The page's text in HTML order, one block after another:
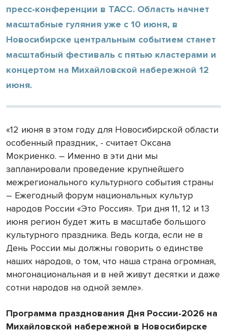
пресс-конференции в ТАСС. Область начнет
масштабные гуляния уже с 10 июня, в
Новосибирске центральным событием станет
масштабный фестиваль с пятью кластерами и
концертом на Михайловской набережной 12
июня.
«12 июня в этом году для Новосибирской области
особенный праздник, - считает Оксана
Мокриенко. – Именно в эти дни мы
запланировали проведение крупнейшего
межрегионального культурного события страны
– Ежегодный форум национальных культур
народов России «Это Россия». Три дня 11, 12 и 13
июня регион будет жить в масштабе большого
культурного праздника. Ведь когда, если не в
День России мы должны говорить о единстве
наших народов, о том, что наша страна огромная,
многонациональная и в ней живут десятки и даже
сотни народов на одной земле».
Программа празднования Дня России-2026 на
Михайловской набережной в Новосибирске